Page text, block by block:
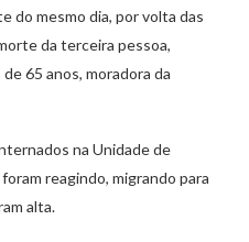
do mesmo dia, por volta das
da terceira pessoa,
65 anos, moradora da
na Unidade de
reagindo, migrando para
alta.